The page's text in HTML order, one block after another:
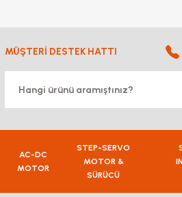
MÜŞTERİ DESTEK HATTI
AC-DC
MOTOR
STEP-SERVO
MOTOR &
SÜRÜCÜ